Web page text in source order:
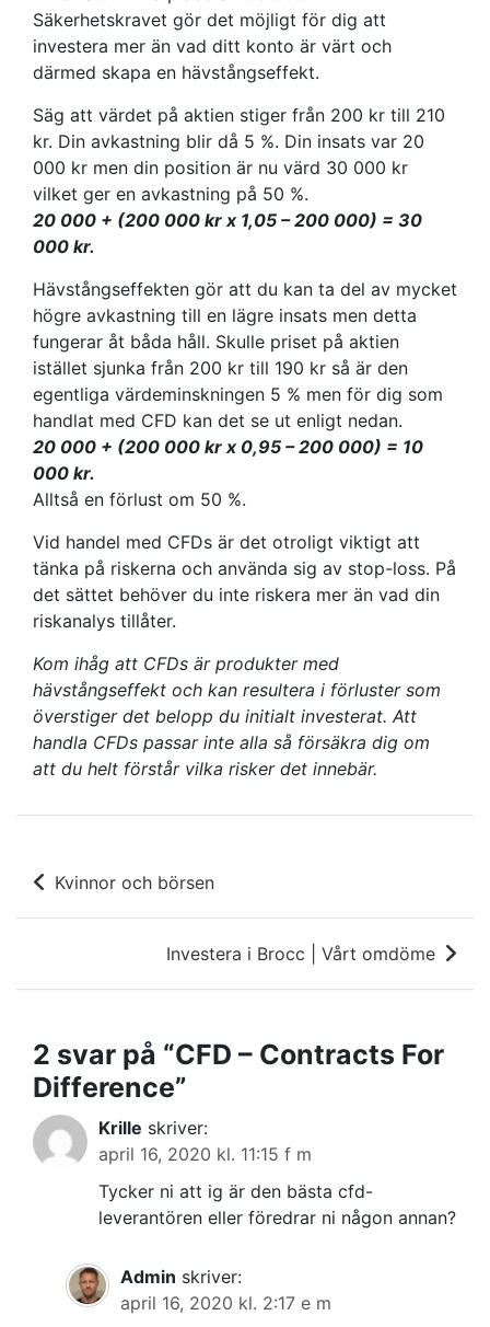
Säkerhetskravet gör det möjligt för dig att
investera mer än vad ditt konto är värt och
därmed skapa en hävstångseffekt.
Säg att värdet på aktien stiger från 200 kr till 210
kr. Din avkastning blir då 5 %. Din insats var 20
000 kr men din position är nu värd 30 000 kr
vilket ger en avkastning på 50 %.
20 000 + (200 000 kr x 1,05 – 200 000) = 30
000 kr.
Hävstångseffekten gör att du kan ta del av mycket
högre avkastning till en lägre insats men detta
fungerar åt båda håll. Skulle priset på aktien
istället sjunka från 200 kr till 190 kr så är den
egentliga värdeminskningen 5 % men för dig som
handlat med CFD kan det se ut enligt nedan.
20 000 + (200 000 kr x 0,95 – 200 000) = 10
000 kr.
Alltså en förlust om 50 %.
Vid handel med CFDs är det otroligt viktigt att
tänka på riskerna och använda sig av stop-loss. På
det sättet behöver du inte riskera mer än vad din
riskanalys tillåter.
Kom ihåg att CFDs är produkter med
hävstångseffekt och kan resultera i förluster som
överstiger det belopp du initialt investerat. Att
handla CFDs passar inte alla så försäkra dig om
att du helt förstår vilka risker det innebär.
Inläggsnavigering
Kvinnor och börsen
Investera i Brocc | Vårt omdöme
2 svar på “CFD – Contracts For
Difference”
Krille skriver:
april 16, 2020 kl. 11:15 f m
Tycker ni att ig är den bästa cfd-
leverantören eller föredrar ni någon annan?
Admin skriver:
april 16, 2020 kl. 2:17 e m